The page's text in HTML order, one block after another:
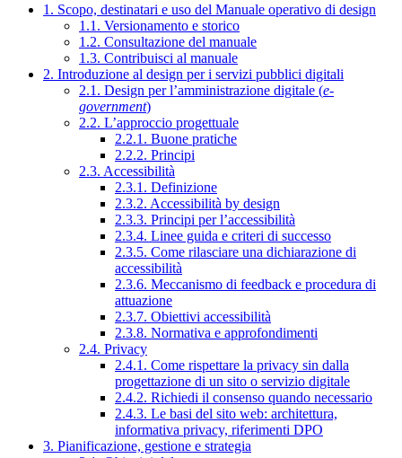
1. Scopo, destinatari e uso del Manuale operativo di design
1.1. Versionamento e storico
1.2. Consultazione del manuale
1.3. Contribuisci al manuale
2. Introduzione al design per i servizi pubblici digitali
2.1. Design per l’amministrazione digitale (e-
government)
2.2. L’approccio progettuale
2.2.1. Buone pratiche
2.2.2. Principi
2.3. Accessibilità
2.3.1. Definizione
2.3.2. Accessibilità by design
2.3.3. Principi per l’accessibilità
2.3.4. Linee guida e criteri di successo
2.3.5. Come rilasciare una dichiarazione di
accessibilità
2.3.6. Meccanismo di feedback e procedura di
attuazione
2.3.7. Obiettivi accessibilità
2.3.8. Normativa e approfondimenti
2.4. Privacy
2.4.1. Come rispettare la privacy sin dalla
progettazione di un sito o servizio digitale
2.4.2. Richiedi il consenso quando necessario
2.4.3. Le basi del sito web: architettura,
informativa privacy, riferimenti DPO
3. Pianificazione, gestione e strategia